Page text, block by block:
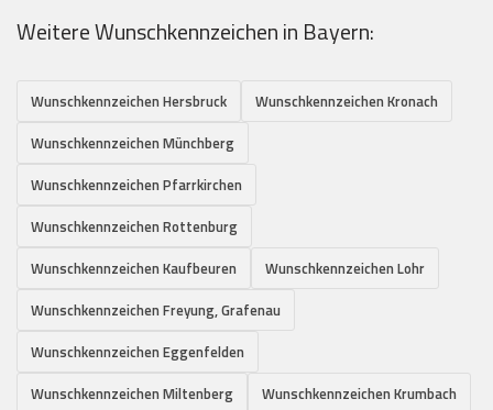
Weitere Wunschkennzeichen in Bayern:
Wunschkennzeichen Hersbruck
Wunschkennzeichen Kronach
Wunschkennzeichen Münchberg
Wunschkennzeichen Pfarrkirchen
Wunschkennzeichen Rottenburg
Wunschkennzeichen Kaufbeuren
Wunschkennzeichen Lohr
Wunschkennzeichen Freyung, Grafenau
Wunschkennzeichen Eggenfelden
Wunschkennzeichen Miltenberg
Wunschkennzeichen Krumbach